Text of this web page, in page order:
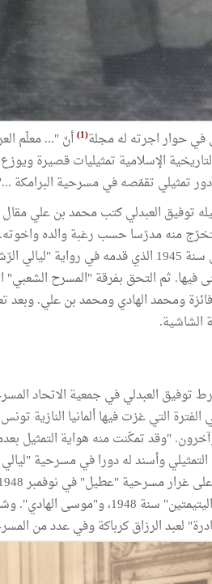
في حوار اجرته له مجلة(1)
أنّ "... معلّم
الإسلامية تمثيليات قصيرة
تمثيلي تقمّصه في مسرحية البرامكة
توفيق العبدلي كتب محمد بن علي مقال
منه مدرّسا حسب رغبة والده
محمود بن عاشور في سنة 1945 الذي قدمه
ثم التحق بفرقة "المسرح الشعبي"
فائزة ومحمد الهادي ومحمد بن علي.
سنة 1942 ـ في الفترة التي غزت فيها
وأسند له دورا في مسرحية
. وكذلك في "اليتيمتين" سنة
لعبد الرزاق كرباكة وفي عدد من